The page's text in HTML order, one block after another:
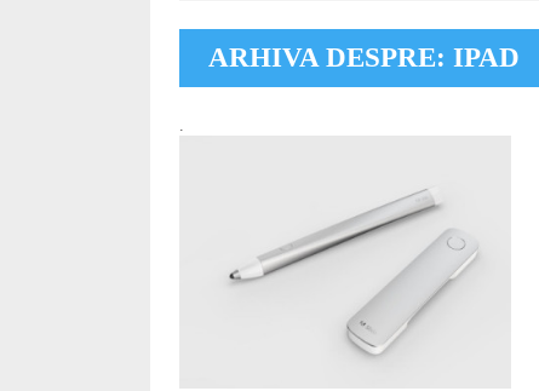
ARHIVA DESPRE: IPAD